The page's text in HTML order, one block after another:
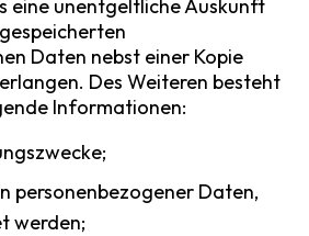
eine unentgeltliche Auskunft
Daten nebst einer Kopie
Des Weiteren besteht
Informationen:
personenbezogener Daten,
werden;